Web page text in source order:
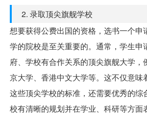
2. 录取顶尖旗舰学校
想要获得公费出国的资格，选书一个申
学的院校是至关重要的。通常，学生申
府、学校有合作关系的顶尖旗舰大学，
京大学、香港中文大学等。这不仅意味
这些顶尖学校的标准，还需要优秀的综
校有清晰的规划并在学业、科研等方面